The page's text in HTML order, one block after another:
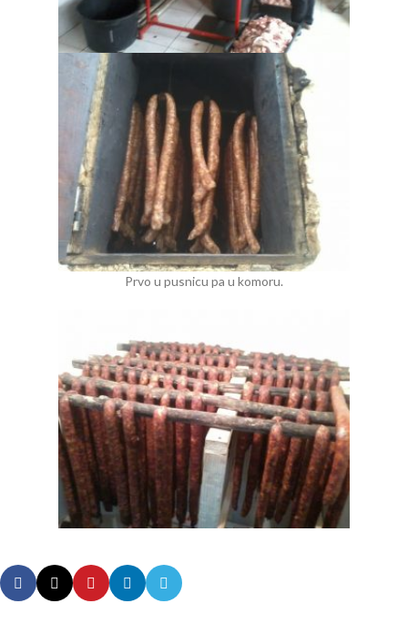
Prvo u pusnicu pa u komoru.